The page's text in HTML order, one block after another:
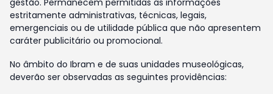
gestão. Permanecem permitidas as informações
estritamente administrativas, técnicas, legais,
emergenciais ou de utilidade pública que não apresentem
caráter publicitário ou promocional.
No âmbito do Ibram e de suas unidades museológicas,
deverão ser observadas as seguintes providências: